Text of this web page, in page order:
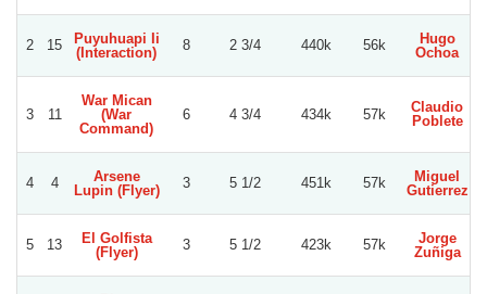
2 15
Puyuhuapi Ii
(Interaction)
8 2 3/4 440k 56k
Hugo
Ochoa
3 11
War Mican
(War
Command)
6 4 3/4 434k 57k
Claudio
Poblete
4 4
Arsene
Lupin (Flyer)
3 5 1/2 451k 57k
Miguel
Gutierrez
5 13
El Golfista
(Flyer)
3 5 1/2 423k 57k
Jorge
Zuñiga